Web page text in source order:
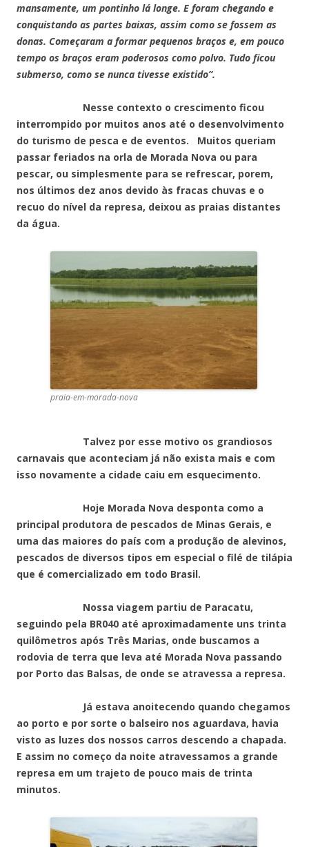
mansamente, um pontinho lá longe. E foram chegando e
conquistando as partes baixas, assim como se fossem as
donas. Começaram a formar pequenos braços e, em pouco
tempo os braços eram poderosos como polvo. Tudo ficou
submerso, como se nunca tivesse existido”.
Nesse contexto o crescimento ficou
interrompido por muitos anos até o desenvolvimento
do turismo de pesca e de eventos. Muitos queriam
passar feriados na orla de Morada Nova ou para
pescar, ou simplesmente para se refrescar, porem,
nos últimos dez anos devido às fracas chuvas e o
recuo do nível da represa, deixou as praias distantes
da água.
praia-em-morada-nova
Talvez por esse motivo os grandiosos
carnavais que aconteciam já não exista mais e com
isso novamente a cidade caiu em esquecimento.
Hoje Morada Nova desponta como a
principal produtora de pescados de Minas Gerais, e
uma das maiores do país com a produção de alevinos,
pescados de diversos tipos em especial o filé de tilápia
que é comercializado em todo Brasil.
Nossa viagem partiu de Paracatu,
seguindo pela BR040 até aproximadamente uns trinta
quilômetros após Três Marias, onde buscamos a
rodovia de terra que leva até Morada Nova passando
por Porto das Balsas, de onde se atravessa a represa.
Já estava anoitecendo quando chegamos
ao porto e por sorte o balseiro nos aguardava, havia
visto as luzes dos nossos carros descendo a chapada.
E assim no começo da noite atravessamos a grande
represa em um trajeto de pouco mais de trinta
minutos.